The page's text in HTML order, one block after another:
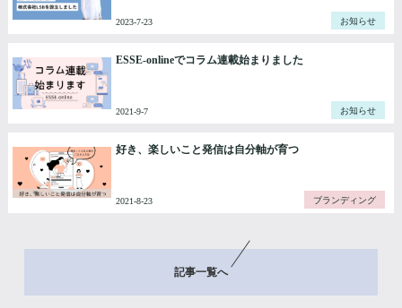
2023-7-23 お知らせ
ESSE-onlineでコラム連載始まりました
2021-9-7 お知らせ
好き、楽しいこと発信は自分軸が育つ
2021-8-23 ブランディング
記事一覧へ